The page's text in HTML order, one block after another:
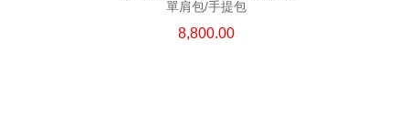
單肩包/手提包
8,800.00